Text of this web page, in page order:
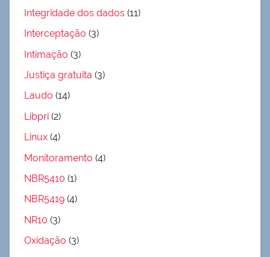
Integridade dos dados (11)
Interceptação (3)
Intimação (3)
Justiça gratuita (3)
Laudo (14)
Libpri (2)
Linux (4)
Monitoramento (4)
NBR5410 (1)
NBR5419 (4)
NR10 (3)
Oxidação (3)